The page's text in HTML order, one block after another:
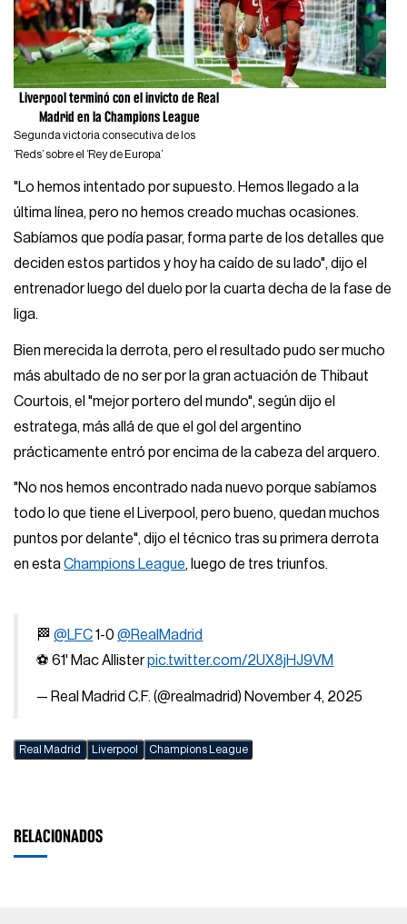
Liverpool terminó con el invicto de Real
Madrid en la Champions League
Segunda victoria consecutiva de los
‘Reds’ sobre el ‘Rey de Europa’
"Lo hemos intentado por supuesto. Hemos llegado a la
última línea, pero no hemos creado muchas ocasiones.
Sabíamos que podía pasar, forma parte de los detalles que
deciden estos partidos y hoy ha caído de su lado", dijo el
entrenador luego del duelo por la cuarta decha de la fase de
liga.
Bien merecida la derrota, pero el resultado pudo ser mucho
más abultado de no ser por la gran actuación de Thibaut
Courtois, el "mejor portero del mundo", según dijo el
estratega, más allá de que el gol del argentino
prácticamente entró por encima de la cabeza del arquero.
"No nos hemos encontrado nada nuevo porque sabíamos
todo lo que tiene el Liverpool, pero bueno, quedan muchos
puntos por delante", dijo el técnico tras su primera derrota
en estaChampions League, luego de tres triunfos.
🏁@LFC1-0@RealMadrid
⚽ 61' Mac Allisterpic.twitter.com/2UX8jHJ9VM
— Real Madrid C.F. (@realmadrid) November 4, 2025
Real Madrid Liverpool Champions League
RELACIONADOS